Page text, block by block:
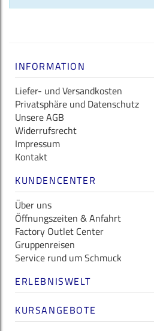
INFORMATION
Liefer- und Versandkosten
Privatsphäre und Datenschutz
Unsere AGB
Widerrufsrecht
Impressum
Kontakt
KUNDENCENTER
Über uns
Öffnungszeiten & Anfahrt
Factory Outlet Center
Gruppenreisen
Service rund um Schmuck
ERLEBNISWELT
KURSANGEBOTE